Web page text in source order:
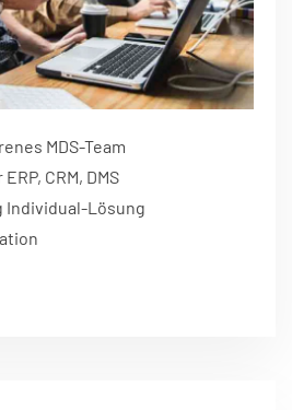
MDS-Team
CRM, DMS
Individual-Lösung